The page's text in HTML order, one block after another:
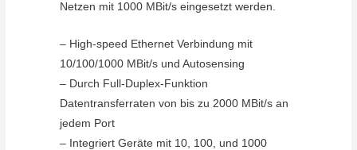
Netzen mit 1000 MBit/s eingesetzt werden.
– High-speed Ethernet Verbindung mit
10/100/1000 MBit/s und Autosensing
– Durch Full-Duplex-Funktion
Datentransferraten von bis zu 2000 MBit/s an
jedem Port
– Integriert Geräte mit 10, 100, und 1000